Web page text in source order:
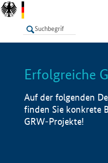
LISTE
Erfolgreiche
Auf der folgenden
finden Sie konkrete
GRW-Projekte!